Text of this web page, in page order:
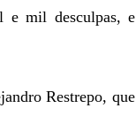
e mil desculpas, e
Restrepo, que